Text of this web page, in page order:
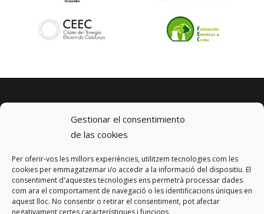
Gestionar el consentimiento
de las cookies
Per oferir-vos les millors experiències, utilitzem tecnologies com les
cookies per emmagatzemar i/o accedir a la informació del dispositiu. El
consentiment d'aquestes tecnologies ens permetrà processar dades
com ara el comportament de navegació o les identificacions úniques en
aquest lloc. No consentir o retirar el consentiment, pot afectar
negativament certes característiques i funcions.
© 2023 km0 Energy
Carrer Baldrich 222-226
08223 Terrassa, Barcelona
info@km0.energy